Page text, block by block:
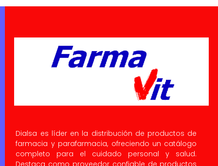
Dialsa es líder en la distribución de productos de
farmacia y parafarmacia, ofreciendo un catálogo
completo para el cuidado personal y salud.